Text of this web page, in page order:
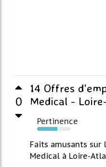
0
14 Offres
Medical -
Pertinence
60%
Faits amusants
Medical à Loire-